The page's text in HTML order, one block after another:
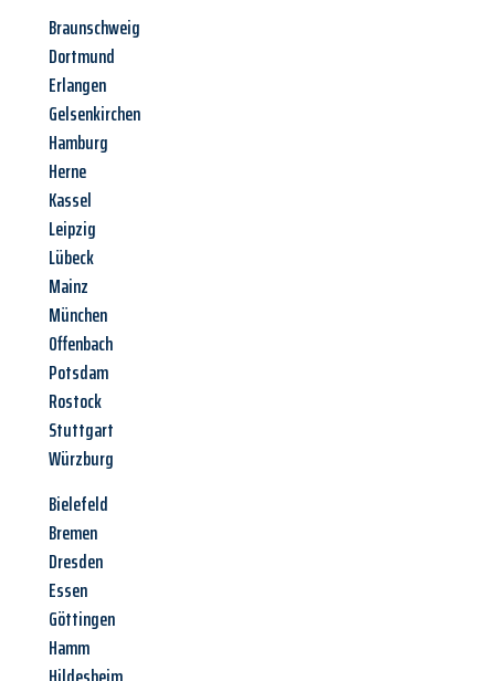
Braunschweig
Dortmund
Erlangen
Gelsenkirchen
Hamburg
Herne
Kassel
Leipzig
Lübeck
Mainz
München
Offenbach
Potsdam
Rostock
Stuttgart
Würzburg
Bielefeld
Bremen
Dresden
Essen
Göttingen
Hamm